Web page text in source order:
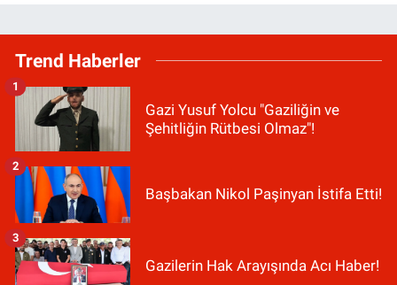
Trend Haberler
Gazi Yusuf Yolcu "Gaziliğin ve
Şehitliğin Rütbesi Olmaz"!
1
Başbakan Nikol Paşinyan İstifa Etti!
2
Gazilerin Hak Arayışında Acı Haber!
3